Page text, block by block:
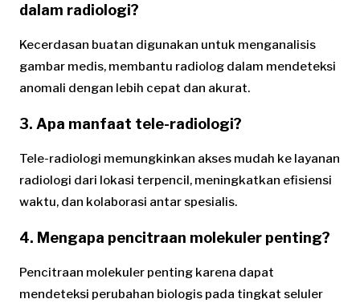
dalam radiologi?
Kecerdasan buatan digunakan untuk menganalisis
gambar medis, membantu radiolog dalam mendeteksi
anomali dengan lebih cepat dan akurat.
3. Apa manfaat tele-radiologi?
Tele-radiologi memungkinkan akses mudah ke layanan
radiologi dari lokasi terpencil, meningkatkan efisiensi
waktu, dan kolaborasi antar spesialis.
4. Mengapa pencitraan molekuler penting?
Pencitraan molekuler penting karena dapat
mendeteksi perubahan biologis pada tingkat seluler